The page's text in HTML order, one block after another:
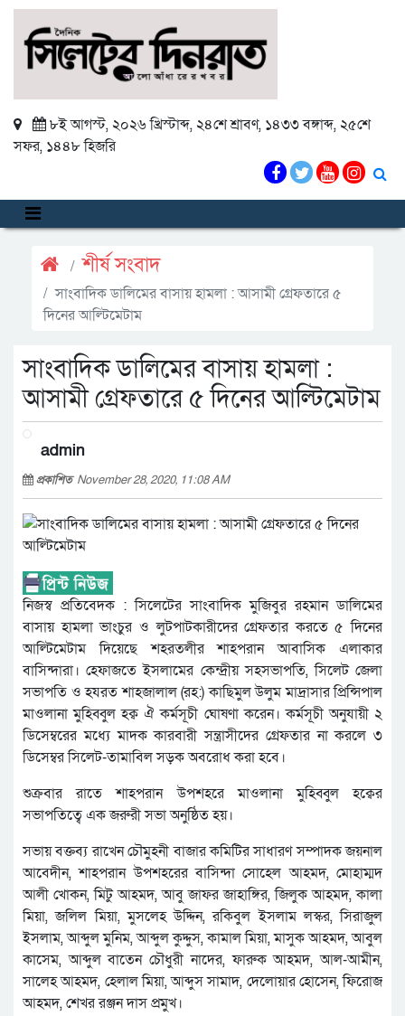
৮ই আগস্ট, ২০২৬ খ্রিস্টাব্দ, ২৪শে শ্রাবণ, ১৪৩৩ বঙ্গাব্দ, ২৫শে
সফর, ১৪৪৮ হিজরি
শীর্ষ সংবাদ
সাংবাদিক ডালিমের বাসায় হামলা : আসামী গ্রেফতারে ৫
দিনের আল্টিমেটাম
সাংবাদিক ডালিমের বাসায় হামলা :
আসামী গ্রেফতারে ৫ দিনের আল্টিমেটাম
admin
প্রকাশিত November 28, 2020, 11:08 AM
নিজস্ব প্রতিবেদক : সিলেটের সাংবাদিক মুজিবুর রহমান ডালিমের
বাসায় হামলা ভাংচুর ও লুটপাটকারীদের গ্রেফতার করতে ৫ দিনের
আল্টিমেটাম দিয়েছে শহরতলীর শাহপরান আবাসিক এলাকার
বাসিন্দারা। হেফাজতে ইসলামের কেন্দ্রীয় সহসভাপতি, সিলেট জেলা
সভাপতি ও হযরত শাহজালাল (রহ:) কাছিমুল উলুম মাদ্রাসার প্রিন্সিপাল
মাওলানা মুহিব্বুল হক্ব ঐ কর্মসূচী ঘোষণা করেন। কর্মসূচী অনুযায়ী ২
ডিসেম্বরের মধ্যে মাদক কারবারী সন্ত্রাসীদের গ্রেফতার না করলে ৩
ডিসেম্বর সিলেট-তামাবিল সড়ক অবরোধ করা হবে।
শুক্রবার রাতে শাহপরান উপশহরে মাওলানা মুহিব্বুল হক্বের
সভাপতিত্বে এক জরুরী সভা অনুষ্ঠিত হয়।
সভায় বক্তব্য রাখেন চৌমুহনী বাজার কমিটির সাধারণ সম্পাদক জয়নাল
আবেদীন, শাহপরান উপশহরের বাসিন্দা সোহেল আহমদ, মোহাম্মদ
আলী খোকন, মিটু আহমদ, আবু জাফর জাহাঙ্গির, জিলুক আহমদ, কালা
মিয়া, জলিল মিয়া, মুসলেহ উদ্দিন, রকিবুল ইসলাম লস্কর, সিরাজুল
ইসলাম, আব্দুল মুনিম, আব্দুল কুদ্দুস, কামাল মিয়া, মাসুক আহমদ, আবুল
কাসেম, আব্দুল বাতেন চৌধুরী নাদের, ফারুক আহমদ, আল-আমীন,
সালেহ আহমদ, হেলাল মিয়া, আব্দুস সামাদ, দেলোয়ার হোসেন, ফিরোজ
আহমদ, শেখর রঞ্জন দাস প্রমুখ।